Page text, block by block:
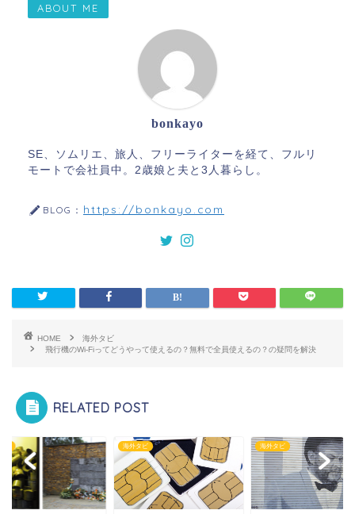
ABOUT ME
bonkayo
SE、ソムリエ、旅人、フリーライターを経て、フルリ
モートで会社員中。2歳娘と夫と3人暮らし。
BLOG： https://bonkayo.com
HOME
海外タビ
飛行機のWi-Fiってどうやって使えるの？無料で全員使えるの？の疑問を解決
RELATED POST
海外タビ 海外タビ